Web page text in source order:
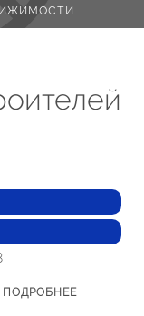
ПОДРОБНЕЕ